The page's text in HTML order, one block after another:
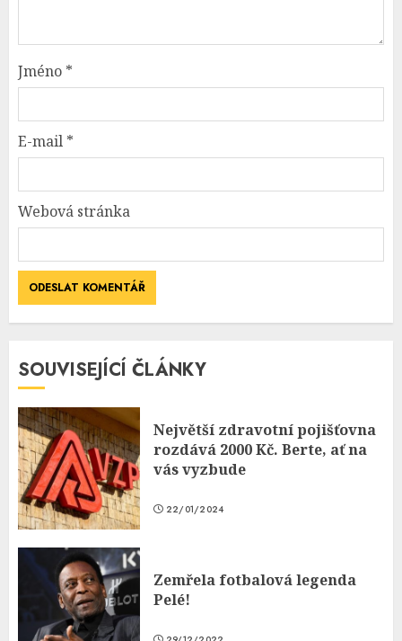
Jméno *
E-mail *
Webová stránka
SOUVISEJÍCÍ ČLÁNKY
Největší zdravotní pojišťovna
rozdává 2000 Kč. Berte, ať na
vás vyzbude
22/01/2024
Zemřela fotbalová legenda
Pelé!